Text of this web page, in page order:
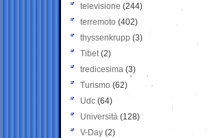
televisione(244)
terremoto (402)
thyssenkrupp (3)
Tibet(2)
tredicesima (3)
Turismo (62)
Udc (64)
Università (128)
V-Day (2)